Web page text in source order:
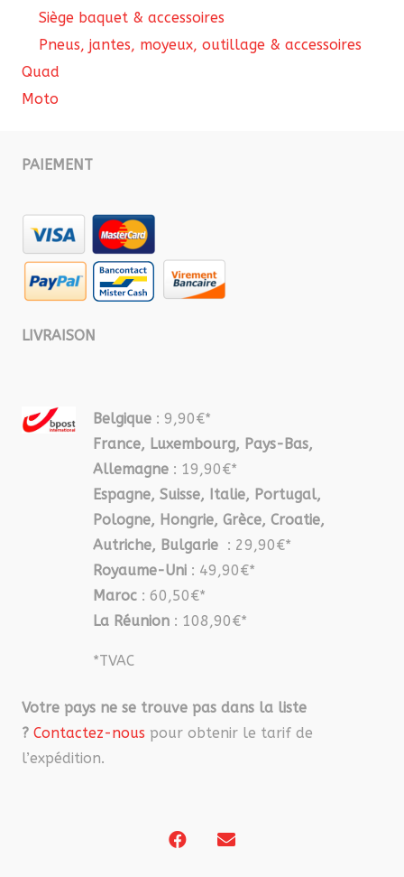
Siège baquet & accessoires
Pneus, jantes, moyeux, outillage & accessoires
Quad
Moto
PAIEMENT
LIVRAISON
Belgique : 9,90€*
France, Luxembourg, Pays-Bas,
Allemagne : 19,90€*
Espagne, Suisse, Italie, Portugal,
Pologne, Hongrie, Grèce, Croatie,
Autriche, Bulgarie : 29,90€*
Royaume-Uni : 49,90€*
Maroc : 60,50€*
La Réunion : 108,90€*
*TVAC
Votre pays ne se trouve pas dans la liste
? Contactez-nous pour obtenir le tarif de
l’expédition.